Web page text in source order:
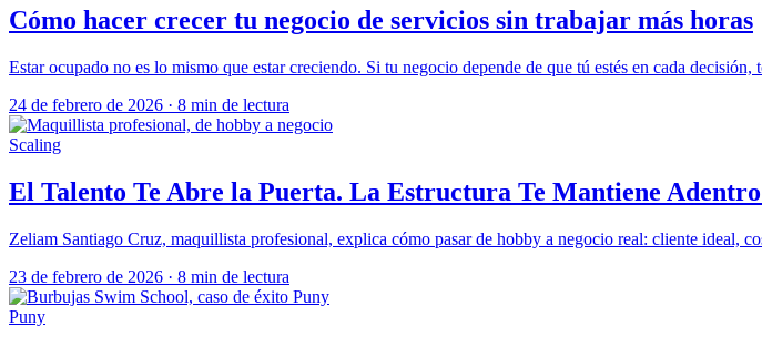
Cómo hacer crecer tu negocio de servicios sin trabajar más horas
Estar ocupado no es lo mismo que estar creciendo. Si tu negocio depende de que tú estés en cada
24 de febrero de 2026 · 8 min de lectura
Scaling
El Talento Te Abre la Puerta. La Estructura Te Mantiene
Zeliam Santiago Cruz, maquillista profesional, explica cómo pasar de hobby a negocio real: cliente ideal,
23 de febrero de 2026 · 8 min de lectura
Puny